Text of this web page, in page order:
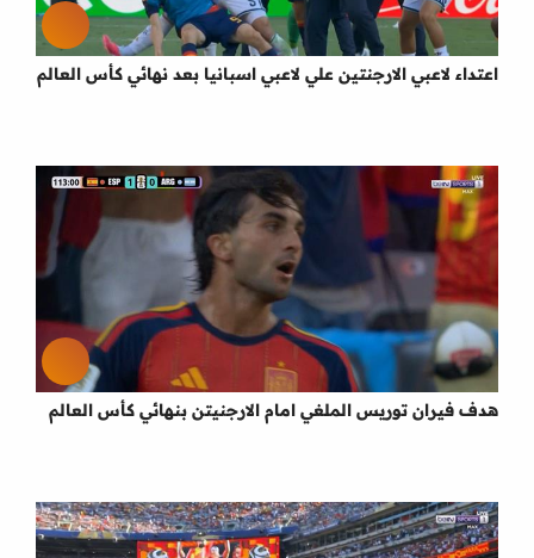
اعتداء لاعبي الارجنتين علي لاعبي اسبانيا بعد نهائي كأس العالم
هدف فيران توريس الملغي امام الارجنيتن بنهائي كأس العالم